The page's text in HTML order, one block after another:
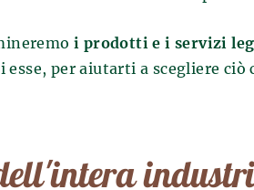
i prodotti e i servizi
per aiutarti a scegliere
erano già stati scoperti a
di birra viene posto in
riposa e matura. Dopo che la